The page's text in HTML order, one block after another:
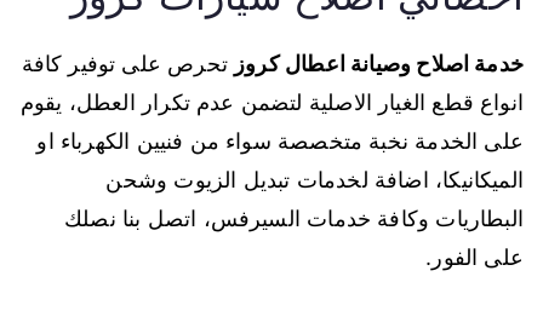
خدمة اصلاح وصيانة اعطال كروز تحرص على توفير كافة
انواع قطع الغيار الاصلية لتضمن عدم تكرار العطل، يقوم
على الخدمة نخبة متخصصة سواء من فنيين الكهرباء او
الميكانيكا، اضافة لخدمات تبديل الزيوت وشحن
البطاريات وكافة خدمات السيرفس، اتصل بنا نصلك
على الفور.